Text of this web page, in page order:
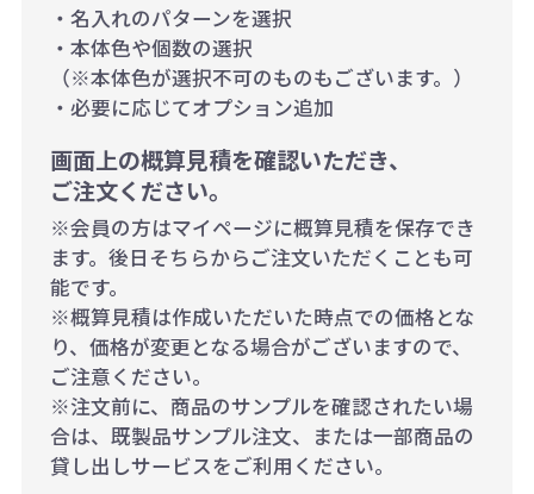
・名入れのパターンを選択
・本体色や個数の選択
（※本体色が選択不可のものもございます。）
・必要に応じてオプション追加
画面上の概算見積を確認いただき、
ご注文ください。
※会員の方はマイページに概算見積を保存でき
ます。後日そちらからご注文いただくことも可
能です。
※概算見積は作成いただいた時点での価格とな
り、価格が変更となる場合がございますので、
ご注意ください。
※注文前に、商品のサンプルを確認されたい場
合は、既製品サンプル注文、または一部商品の
貸し出しサービスをご利用ください。